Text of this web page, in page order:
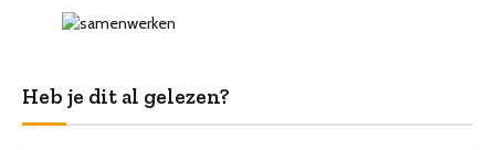
Heb je dit al gelezen?